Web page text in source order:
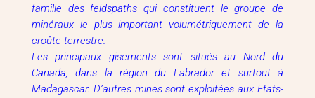
famille des feldspaths qui constituent le groupe de
minéraux le plus important volumétriquement de la
croûte terrestre.
Les principaux gisements sont situés au Nord du
Canada, dans la région du Labrador et surtout à
Madagascar. D’autres mines sont exploitées aux Etats-